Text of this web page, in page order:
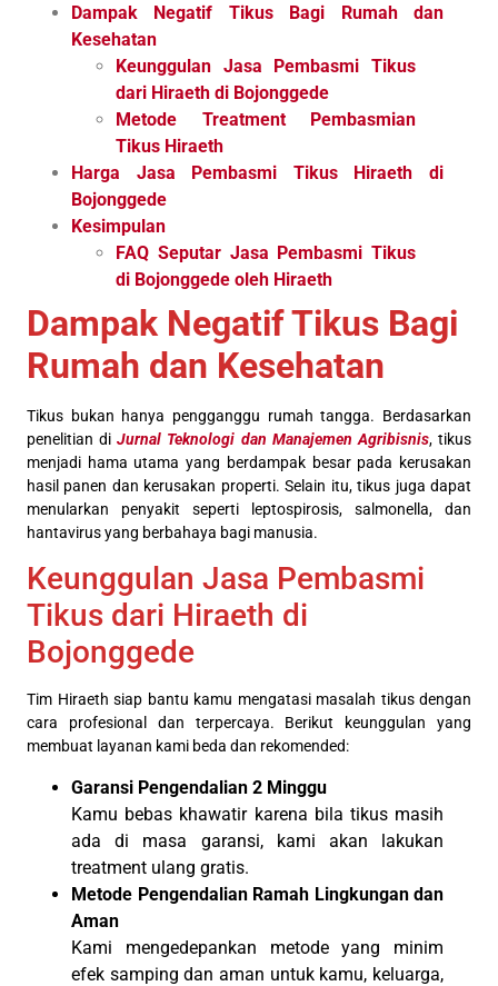
Dampak Negatif Tikus Bagi Rumah dan
Kesehatan
Keunggulan Jasa Pembasmi Tikus
dari Hiraeth di Bojonggede
Metode Treatment Pembasmian
Tikus Hiraeth
Harga Jasa Pembasmi Tikus Hiraeth di
Bojonggede
Kesimpulan
FAQ Seputar Jasa Pembasmi Tikus
di Bojonggede oleh Hiraeth
Dampak Negatif Tikus Bagi
Rumah dan Kesehatan
Tikus bukan hanya pengganggu rumah tangga. Berdasarkan
penelitian diJurnal Teknologi dan Manajemen Agribisnis, tikus
menjadi hama utama yang berdampak besar pada kerusakan
hasil panen dan kerusakan properti. Selain itu, tikus juga dapat
menularkan penyakit seperti leptospirosis, salmonella, dan
hantavirus yang berbahaya bagi manusia.
Keunggulan Jasa Pembasmi
Tikus dari Hiraeth di
Bojonggede
Tim Hiraeth siap bantu kamu mengatasi masalah tikus dengan
cara profesional dan terpercaya. Berikut keunggulan yang
membuat layanan kami beda dan rekomended:
Garansi Pengendalian 2 Minggu
Kamu bebas khawatir karena bila tikus masih
ada di masa garansi, kami akan lakukan
treatment ulang gratis.
Metode Pengendalian Ramah Lingkungan dan
Aman
Kami mengedepankan metode yang minim
efek samping dan aman untuk kamu, keluarga,